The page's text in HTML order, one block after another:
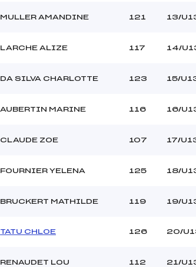
MULLER AMANDINE 121 13/
LARCHE ALIZE 117 14/
DA SILVA CHARLOTTE 123 15/
AUBERTIN MARINE 116 16/
CLAUDE ZOE 107 17/
FOURNIER YELENA 125 18/
BRUCKERT MATHILDE 119 19/
TATU CHLOE 126 20/
RENAUDET LOU 112 21/